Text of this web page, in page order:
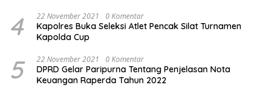
4 22 November 2021 0 Komentar
Kapolres Buka Seleksi Atlet Pencak Silat Turnamen
Kapolda Cup
5 22 November 2021 0 Komentar
DPRD Gelar Paripurna Tentang Penjelasan Nota
Keuangan Raperda Tahun 2022